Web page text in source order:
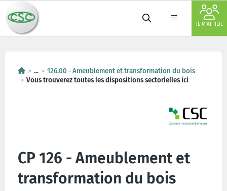
JE M'AFFILIE
...
126.00 - Ameublement et transformation du bois
Vous trouverez toutes les dispositions sectorielles ici
CP 126 - Ameublement et
transformation du bois